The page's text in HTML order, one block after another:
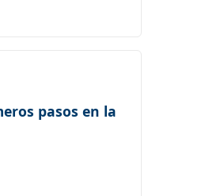
pasos en la